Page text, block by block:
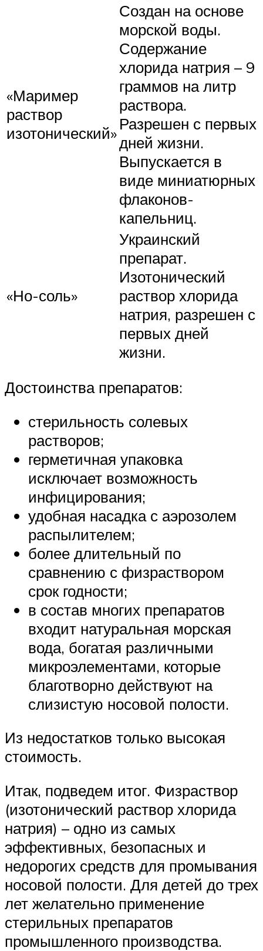
«Маример
раствор
изотонический»
Создан на основе
морской воды.
Содержание
хлорида натрия – 9
граммов на литр
раствора.
Разрешен с первых
дней жизни.
Выпускается в
виде миниатюрных
флаконов-
капельниц.
«Но-соль»
Украинский
препарат.
Изотонический
раствор хлорида
натрия, разрешен с
первых дней
жизни.
Достоинства препаратов:
стерильность солевых
растворов;
герметичная упаковка
исключает возможность
инфицирования;
удобная насадка с аэрозолем
распылителем;
более длительный по
сравнению с физраствором
срок годности;
в состав многих препаратов
входит натуральная морская
вода, богатая различными
микроэлементами, которые
благотворно действуют на
слизистую носовой полости.
Из недостатков только высокая
стоимость.
Итак, подведем итог. Физраствор
(изотонический раствор хлорида
натрия) – одно из самых
эффективных, безопасных и
недорогих средств для промывания
носовой полости. Для детей до трех
лет желательно применение
стерильных препаратов
промышленного производства.